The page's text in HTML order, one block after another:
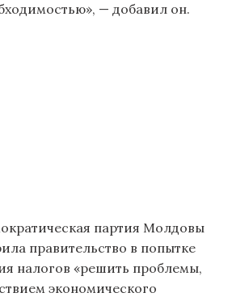
— добавил он.
партия Молдовы
правительство в попытке
налогов «решить проблемы,
экономического